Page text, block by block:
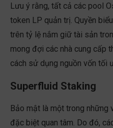
Lưu ý rằng, tất cả các pool
token LP quản trị. Quyền
trên tỷ lệ nắm giữ tài sản
mong đợi các nhà cung cấp
cách sử dụng nguồn vốn tối
Superfluid Staking
Bảo mật là một trong
đặc biệt quan tâm. Do đó,